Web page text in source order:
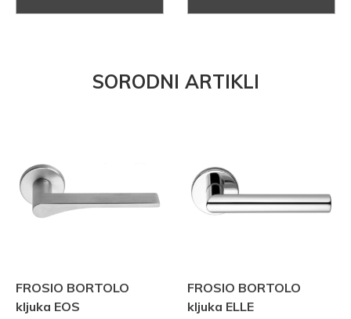
SORODNI ARTIKLI
FROSIO BORTOLO
kljuka EOS
FROSIO BORTOLO
kljuka ELLE